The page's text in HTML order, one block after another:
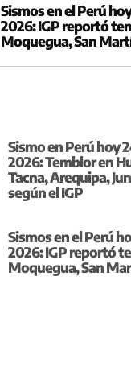
Sismos en el Perú
2026: IGP reportó
Moquegua, San
Sismo en Perú hoy
2026: Temblor en
Tacna, Arequipa,
según el IGP
Sismos en el Perú
2026: IGP reportó
Moquegua, San